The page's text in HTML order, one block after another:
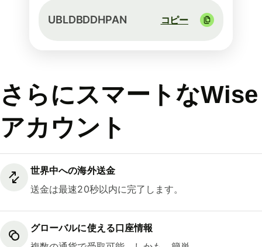
UBLDBDDHPAN コピー
さらにスマートなWise
アカウント
世界中への海外送金
送金は最速20秒以内に完了します。
グローバルに使える口座情報